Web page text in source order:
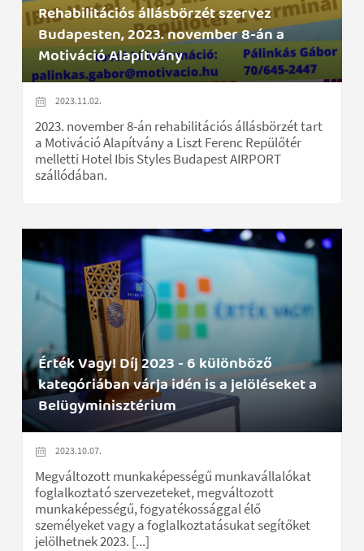
Rehabilitációs állásbörzét szervez
Budapesten, 2023. november 8-án a
Motiváció Alapítvány
2023.11.02.
2023. november 8-án rehabilitációs állásbörzét tart
a Motiváció Alapítvány a Liszt Ferenc Repülőtér
melletti Hotel Ibis Styles Budapest AIRPORT
szállódában.
Érték Vagy! Díj 2023 - 6 különböző
kategóriában várja idén is a jelöléseket a
Belügyminisztérium
2023.10.07.
Megváltozott munkaképességű munkavállalókat
foglalkoztató szervezeteket, megváltozott
munkaképességű, fogyatékossággal élő
személyeket vagy a foglalkoztatásukat segítőket
jelölhetnek 2023. [...]